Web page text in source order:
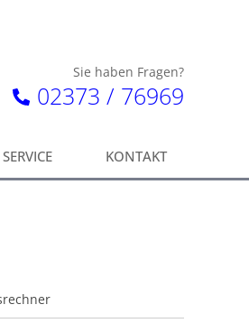
Sie haben Fragen?
02373 / 76969
SERVICE KONTAKT